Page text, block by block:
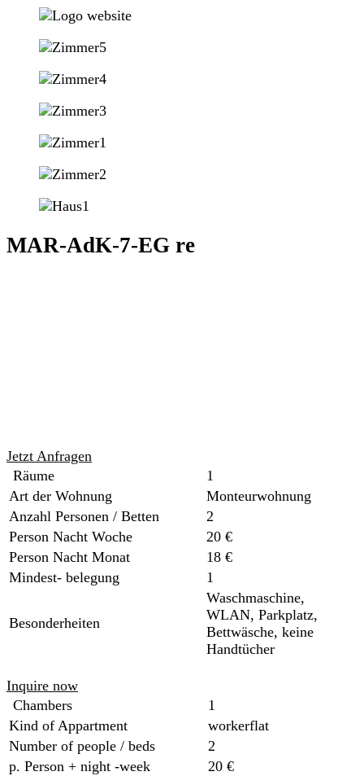
MAR-AdK-7-EG re
Jetzt Anfragen
Räume
1
Art der Wohnung
Monteurwohnung
Anzahl Personen / Betten
2
Person Nacht Woche
20 €
Person Nacht Monat
18 €
Mindest- belegung
1
Besonderheiten
Waschmaschine,
WLAN, Parkplatz,
Bettwäsche, keine
Handtücher
Inquire now
Chambers
1
Kind of Appartment
workerflat
Number of people / beds
2
p. Person + night -week
20 €